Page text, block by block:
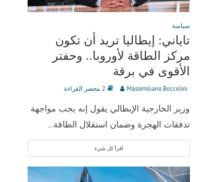
سياسة
تاياني: إيطاليا تريد أن تكون
مركز الطاقة لأوروبا.. وحفتر
الأقوى في برقة
Massimiliano Boccolini 2 محضر القراءة
وزير الخارجية الإيطالي يقول إنه يجب مواجهة
تدفقات الهجرة وضمان استقلال الطاقة...
اقرأ كل شيء